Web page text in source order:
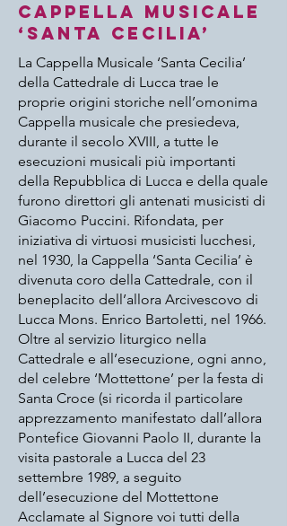
Cappella Musicale
‘Santa cecilia’
La Cappella Musicale ‘Santa Cecilia’
della Cattedrale di Lucca trae le
proprie origini storiche nell’omonima
Cappella musicale che presiedeva,
durante il secolo XVIII, a tutte le
esecuzioni musicali più importanti
della Repubblica di Lucca e della quale
furono direttori gli antenati musicisti di
Giacomo Puccini. Rifondata, per
iniziativa di virtuosi musicisti lucchesi,
nel 1930, la Cappella ‘Santa Cecilia’ è
divenuta coro della Cattedrale, con il
beneplacito dell’allora Arcivescovo di
Lucca Mons. Enrico Bartoletti, nel 1966.
Oltre al servizio liturgico nella
Cattedrale e all’esecuzione, ogni anno,
del celebre ‘Mottettone’ per la festa di
Santa Croce (si ricorda il particolare
apprezzamento manifestato dall’allora
Pontefice Giovanni Paolo II, durante la
visita pastorale a Lucca del 23
settembre 1989, a seguito
dell’esecuzione del Mottettone
Acclamate al Signore voi tutti della